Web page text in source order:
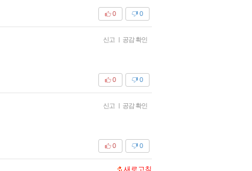
0
0
신고 | 공감 확인
0
0
신고 | 공감 확인
0
0
새로고침